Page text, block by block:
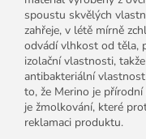
spoustu skvělých
zahřeje, v létě mírně
odvádí vlhkost od těla,
izolační vlastnosti,
antibakteriální
to, že Merino je
je žmolkování, které
reklamaci produktu.